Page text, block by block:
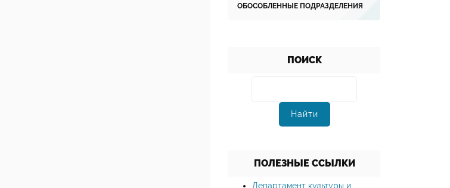
ОБОСОБЛЕННЫЕ ПОДРАЗДЕЛЕНИЯ
ПОИСК
ПОЛЕЗНЫЕ ССЫЛКИ
Департамент культуры и